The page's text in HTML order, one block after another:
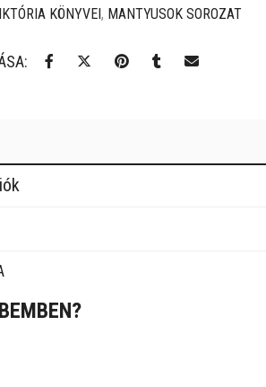
KÖNYVEI, MANTYUSOK SOROZAT